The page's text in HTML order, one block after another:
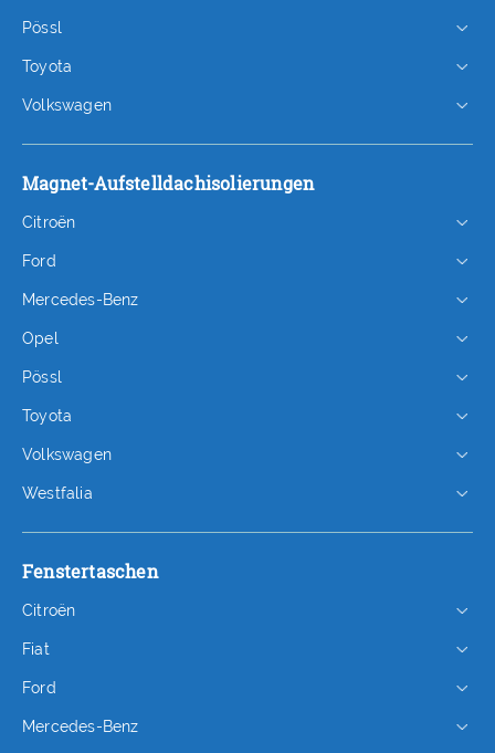
Pössl
Toyota
Volkswagen
Magnet-Aufstelldachisolierungen
Citroën
Ford
Mercedes-Benz
Opel
Pössl
Toyota
Volkswagen
Westfalia
Fenstertaschen
Citroën
Fiat
Ford
Mercedes-Benz